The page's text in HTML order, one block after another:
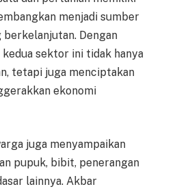
menjadi sumber
berkelanjutan. Dengan
sektor ini tidak hanya
tetapi juga menciptakan
ekonomi
juga menyampaikan
pupuk, bibit, penerangan
lainnya. Akbar